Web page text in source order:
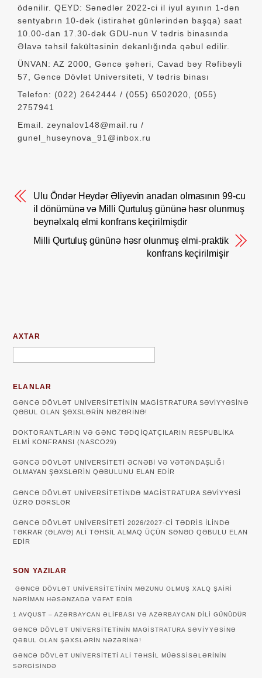
ödənilir. QEYD: Sənədlər 2022-ci il iyul ayının 1-dən
sentyabrın 10-dək (istirahət günlərindən başqa) saat
10.00-dan 17.30-dək GDU-nun V tədris binasında
Əlavə təhsil fakültəsinin dekanlığında qəbul edilir.
ÜNVAN: AZ 2000, Gəncə şəhəri, Cavad bəy Rəfibəyli
57, Gəncə Dövlət Universiteti, V tədris binası
Telefon: (022) 2642444 / (055) 6502020, (055)
2757941
Email. zeynalov148@mail.ru /
gunel_huseynova_91@inbox.ru
Ulu Öndər Heydər Əliyevin anadan olmasının 99-cu
il dönümünə və Milli Qurtuluş gününə həsr olunmuş
beynəlxalq elmi konfrans keçirilmişdir
Milli Qurtuluş gününə həsr olunmuş elmi-praktik
konfrans keçirilmişir
AXTAR
ELANLAR
GƏNCƏ DÖVLƏT UNIVERSITETININ MAGISTRATURA SƏVIYYƏSINƏ
QƏBUL OLAN ŞƏXSLƏRIN NƏZƏRINƏ!
DOKTORANTLARIN VƏ GƏNC TƏDQİQATÇILARIN RESPUBLİKA
ELMİ KONFRANSI (NASCO29)
GƏNCƏ DÖVLƏT UNIVERSITETI ƏCNƏBI VƏ VƏTƏNDAŞLIĞI
OLMAYAN ŞƏXSLƏRIN QƏBULUNU ELAN EDIR
GƏNCƏ DÖVLƏT UNIVERSITETINDƏ MAGISTRATURA SƏVIYYƏSI
ÜZRƏ DƏRSLƏR
GƏNCƏ DÖVLƏT UNİVERSİTETİ 2026/2027-Cİ TƏDRİS İLİNDƏ
TƏKRAR (ƏLAVƏ) ALİ TƏHSİL ALMAQ ÜÇÜN SƏNƏD QƏBULU ELAN
EDİR
SON YAZILAR
GƏNCƏ DÖVLƏT UNIVERSITETININ MƏZUNU OLMUŞ XALQ ŞAIRI
NƏRIMAN HƏSƏNZADƏ VƏFAT EDIB
1 AVQUST – AZƏRBAYCAN ƏLIFBASI VƏ AZƏRBAYCAN DILI GÜNÜDÜR
GƏNCƏ DÖVLƏT UNIVERSITETININ MAGISTRATURA SƏVIYYƏSINƏ
QƏBUL OLAN ŞƏXSLƏRIN NƏZƏRINƏ!
GƏNCƏ DÖVLƏT UNIVERSITETI ALI TƏHSIL MÜƏSSISƏLƏRININ
SƏRGISINDƏ